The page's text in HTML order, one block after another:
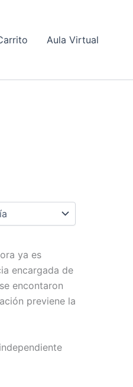
Aula Virtual
ya es
encargada de
encontaron
previene la